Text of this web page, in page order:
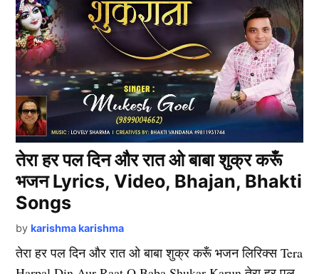
तेरा हर पल दिन और रात ओ बाबा शुक्र करूँ
भजन Lyrics, Video, Bhajan, Bhakti
Songs
by karishma karishma
तेरा हर पल दिन और रात ओ बाबा शुक्र करूँ भजन लिरिक्स Tera